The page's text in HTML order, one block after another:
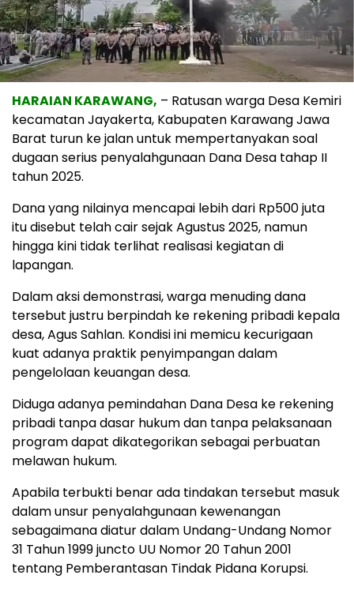
HARAIAN KARAWANG, – Ratusan warga Desa Kemiri
kecamatan Jayakerta, Kabupaten Karawang Jawa
Barat turun ke jalan untuk mempertanyakan soal
dugaan serius penyalahgunaan Dana Desa tahap II
tahun 2025.
Dana yang nilainya mencapai lebih dari Rp500 juta
itu disebut telah cair sejak Agustus 2025, namun
hingga kini tidak terlihat realisasi kegiatan di
lapangan.
Dalam aksi demonstrasi, warga menuding dana
tersebut justru berpindah ke rekening pribadi kepala
desa, Agus Sahlan. Kondisi ini memicu kecurigaan
kuat adanya praktik penyimpangan dalam
pengelolaan keuangan desa.
Diduga adanya pemindahan Dana Desa ke rekening
pribadi tanpa dasar hukum dan tanpa pelaksanaan
program dapat dikategorikan sebagai perbuatan
melawan hukum.
Apabila terbukti benar ada tindakan tersebut masuk
dalam unsur penyalahgunaan kewenangan
sebagaimana diatur dalam Undang-Undang Nomor
31 Tahun 1999 juncto UU Nomor 20 Tahun 2001
tentang Pemberantasan Tindak Pidana Korupsi.